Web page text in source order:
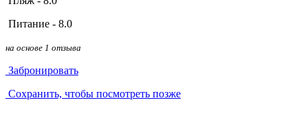
Питание - 8.0
на основе 1 отзыва
Забронировать
Сохранить, чтобы посмотреть позже